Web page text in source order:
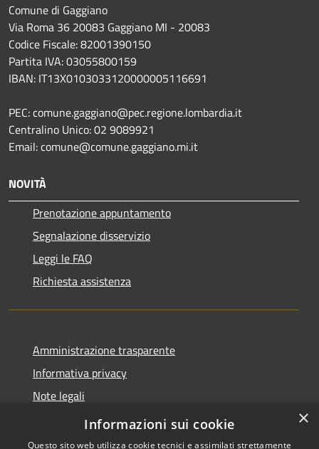
Comune di Gaggiano
Via Roma 36 20083 Gaggiano MI - 20083
Codice Fiscale: 82001390150
Partita IVA: 03055800159
IBAN: IT13X0103033120000005116691
PEC: comune.gaggiano@pec.regione.lombardia.it
Centralino Unico: 02 9089921
Email: comune@comune.gaggiano.mi.it
NOVITÀ
Prenotazione appuntamento
Segnalazione disservizio
Leggi le FAQ
Richiesta assistenza
Amministrazione trasparente
Informativa privacy
Note legali
Dichiarazione di accessibilità
×
Informazioni sui cookie
Questo sito web utilizza cookie tecnici e assimilati strettamente